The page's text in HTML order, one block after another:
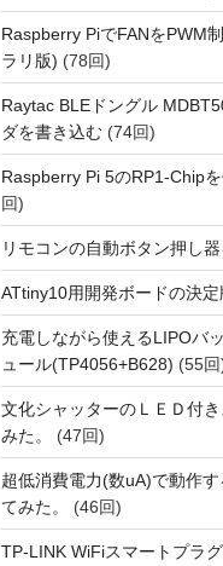
Raspberry PiでFANをPWM
ラリ版) (78回)
Raytac BLEドングル
ダを書き込む(74回)
Raspberry Pi 5のRP1-Chip
回)
リモコンの自動ボタン押し器
ATtiny10用開発ボードの決定
充電しながら使えるLIPOバ
ュール(TP4056+B628) (55回
文化シャッターのＬＥＤ付
みた。
(47回)
超低消費電力(数uA)で動作
てみた。
(46回)
TP-LINK WiFiスマートプラ